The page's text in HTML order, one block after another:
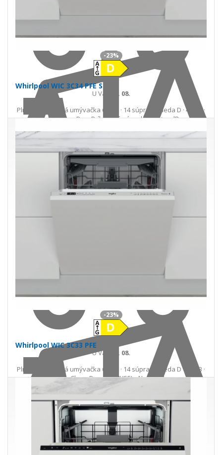
U Vás 25. 08.
Do košíka
-23%
Whirlpool WIC 3C34 PFE S
Plne integrovaná umývačka 60 cm · 14 súprav · trieda D · 44 dB ·
Power Clean Pro · Príborová zásuvka · NaturalDry
439,00 €572,98 €
do 14 prac. dní
U Vás 25. 08.
-23%
Whirlpool WIC 3C33 PFE
Plne integrovaná umývačka 60 cm · 14 súprav · trieda D · 43 dB ·
PowerClean Pro · 6. ZMYSEL · NaturalDry
431,62 €
Ušetríte 131,11 €s DPH · doprava zdarma
do 14 prac. dní